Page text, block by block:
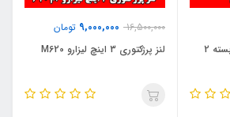
لامپ فندقی فن دار ام4 "بسته 2
16,500,000
9,000,000 تومان
لنز پرژکتوری 3 اینچ لیزارو M620